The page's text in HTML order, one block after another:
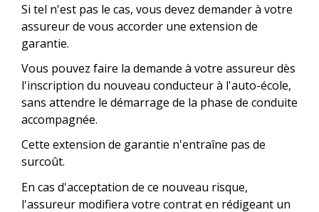
Si tel n'est pas le cas, vous devez demander à votre
assureur de vous accorder une extension de
garantie.
Vous pouvez faire la demande à votre assureur dès
l'inscription du nouveau conducteur à l'auto-école,
sans attendre le démarrage de la phase de conduite
accompagnée.
Cette extension de garantie n'entraîne pas de
surcoût.
En cas d'acceptation de ce nouveau risque,
l'assureur modifiera votre contrat en rédigeant un